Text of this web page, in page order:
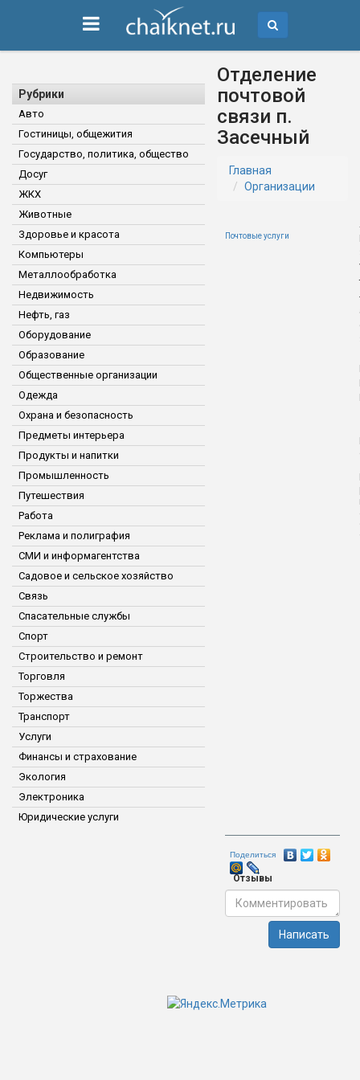
Рубрики
Авто
Гостиницы, общежития
Государство, политика, общество
Досуг
ЖКХ
Животные
Здоровье и красота
Компьютеры
Металлообработка
Недвижимость
Нефть, газ
Оборудование
Образование
Общественные организации
Одежда
Охрана и безопасность
Предметы интерьера
Продукты и напитки
Промышленность
Путешествия
Работа
Реклама и полиграфия
СМИ и информагентства
Садовое и сельское хозяйство
Связь
Спасательные службы
Спорт
Строительство и ремонт
Торговля
Торжества
Транспорт
Услуги
Финансы и страхование
Экология
Электроника
Юридические услуги
Отделение
почтовой
связи п.
Засечный
Главная
Организации
Почтовые услуги
Поделиться
Отзывы
Написать